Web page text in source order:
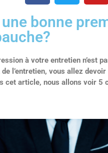
bonne
à votre entretien n’est
l’entretien, vous allez
cet article, nous allons voir